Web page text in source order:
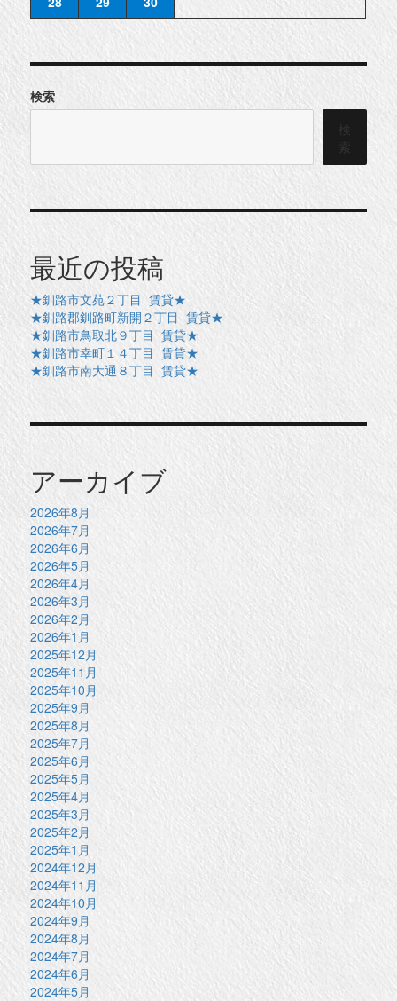
検索
検
索
最近の投稿
★釧路市文苑２丁目 賃貸★
★釧路郡釧路町新開２丁目 賃貸★
★釧路市鳥取北９丁目 賃貸★
★釧路市幸町１４丁目 賃貸★
★釧路市南大通８丁目 賃貸★
アーカイブ
2026年8月
2026年7月
2026年6月
2026年5月
2026年4月
2026年3月
2026年2月
2026年1月
2025年12月
2025年11月
2025年10月
2025年9月
2025年8月
2025年7月
2025年6月
2025年5月
2025年4月
2025年3月
2025年2月
2025年1月
2024年12月
2024年11月
2024年10月
2024年9月
2024年8月
2024年7月
2024年6月
2024年5月